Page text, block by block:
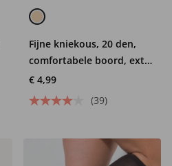
Fijne kniekous, 20 den,
comfortabele boord, extra
wijd
€ 4,99
(39)